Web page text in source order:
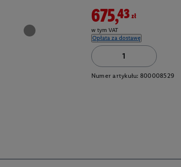
675,43zł
w tym VAT
Opłata za dostawę
Numer artykułu: 800008529